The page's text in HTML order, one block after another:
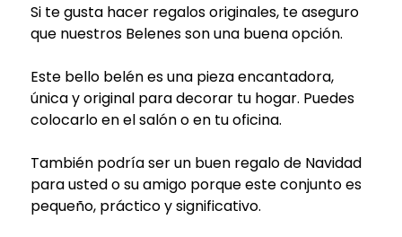
Si te gusta hacer regalos originales, te aseguro
que nuestros Belenes son una buena opción.
Este bello belén es una pieza encantadora,
única y original para decorar tu hogar. Puedes
colocarlo en el salón o en tu oficina.
También podría ser un buen regalo de Navidad
para usted o su amigo porque este conjunto es
pequeño, práctico y significativo.